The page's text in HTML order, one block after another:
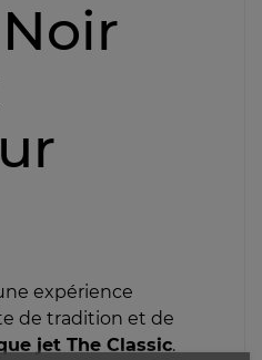
expérience
de tradition et de
jet The Classic.